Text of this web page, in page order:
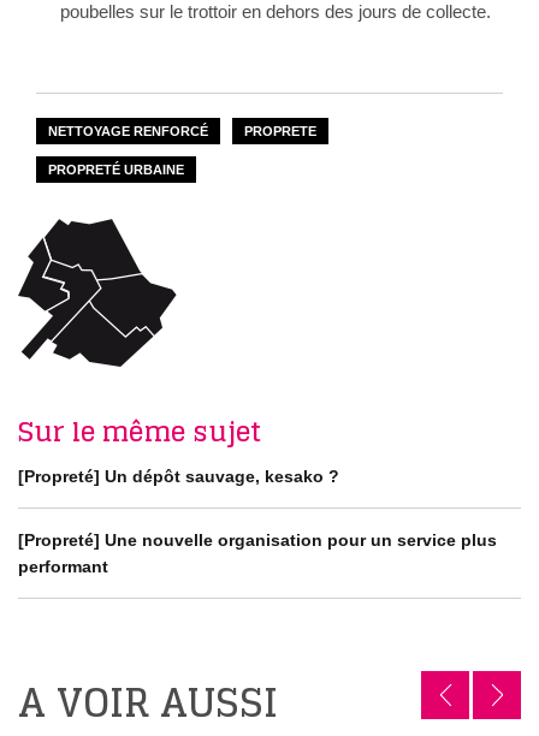
poubelles sur le trottoir en dehors des jours de collecte.
NETTOYAGE RENFORCÉ PROPRETE
PROPRETÉ URBAINE
Sur le même sujet
[Propreté] Un dépôt sauvage, kesako ?
[Propreté] Une nouvelle organisation pour un service plus
performant
A VOIR AUSSI